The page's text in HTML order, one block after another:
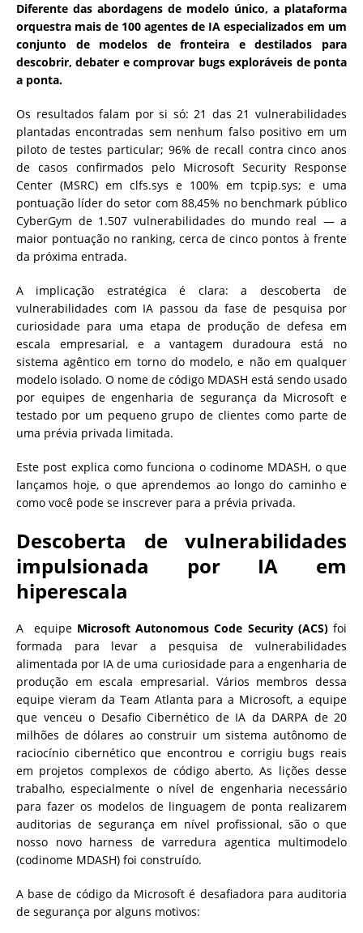
Diferente das abordagens de modelo único, a plataforma
orquestra mais de 100 agentes de IA especializados em um
conjunto de modelos de fronteira e destilados para
descobrir, debater e comprovar bugs exploráveis de ponta
a ponta.
Os resultados falam por si só: 21 das 21 vulnerabilidades
plantadas encontradas sem nenhum falso positivo em um
piloto de testes particular; 96% de recall contra cinco anos
de casos confirmados pelo Microsoft Security Response
Center (MSRC) em clfs.sys e 100% em tcpip.sys; e uma
pontuação líder do setor com 88,45% no benchmark público
CyberGym de 1.507 vulnerabilidades do mundo real — a
maior pontuação no ranking, cerca de cinco pontos à frente
da próxima entrada.
A implicação estratégica é clara: a descoberta de
vulnerabilidades com IA passou da fase de pesquisa por
curiosidade para uma etapa de produção de defesa em
escala empresarial, e a vantagem duradoura está no
sistema agêntico em torno do modelo, e não em qualquer
modelo isolado. O nome de código MDASH está sendo usado
por equipes de engenharia de segurança da Microsoft e
testado por um pequeno grupo de clientes como parte de
uma prévia privada limitada.
Este post explica como funciona o codinome MDASH, o que
lançamos hoje, o que aprendemos ao longo do caminho e
como você pode se inscrever para a prévia privada.
Descoberta de vulnerabilidades
impulsionada por IA em
hiperescala
A equipe Microsoft Autonomous Code Security (ACS)foi
formada para levar a pesquisa de vulnerabilidades
alimentada por IA de uma curiosidade para a engenharia de
produção em escala empresarial. Vários membros dessa
equipe vieram da Team Atlanta para a Microsoft, a equipe
que venceu o Desafio Cibernético de IA da DARPA de 20
milhões de dólares ao construir um sistema autônomo de
raciocínio cibernético que encontrou e corrigiu bugs reais
em projetos complexos de código aberto. As lições desse
trabalho, especialmente o nível de engenharia necessário
para fazer os modelos de linguagem de ponta realizarem
auditorias de segurança em nível profissional, são o que
nosso novo harness de varredura agentica multimodelo
(codinome MDASH) foi construído.
A base de código da Microsoft é desafiadora para auditoria
de segurança por alguns motivos: